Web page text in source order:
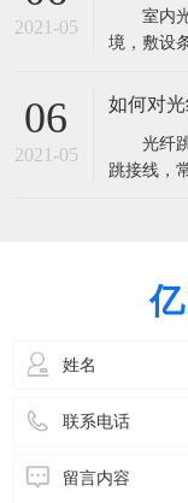
装用光缆
气流将微
2021-05
室内光
境，敷设
缆的机械
缆，室
内主干光
06
2021-05
如何对
光纤跳
跳接线，
指标：插